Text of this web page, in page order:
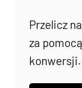
Przelicz
za
konwersji.